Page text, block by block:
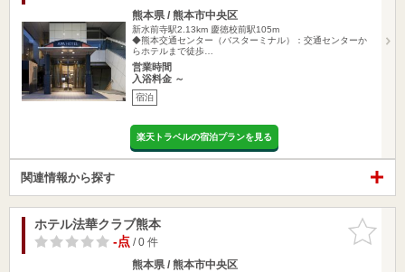
熊本県 / 熊本市中央区
新水前寺駅2.13km 慶徳校前駅105m
◆熊本交通センター（バスターミナル）：交通センターか
らホテルまで徒歩…
営業時間
入浴料金 ～
宿泊
楽天トラベルの宿泊プランを見る
関連情報から探す
お気に入
りに追加
ホテル法華クラブ熊本
-点/ 0 件
熊本県 / 熊本市中央区